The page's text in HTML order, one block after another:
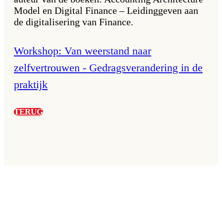
Model en Digital Finance – Leidinggeven aan
de digitalisering van Finance.
Workshop: Van weerstand naar
zelfvertrouwen - Gedragsverandering in de
praktijk
TERUG